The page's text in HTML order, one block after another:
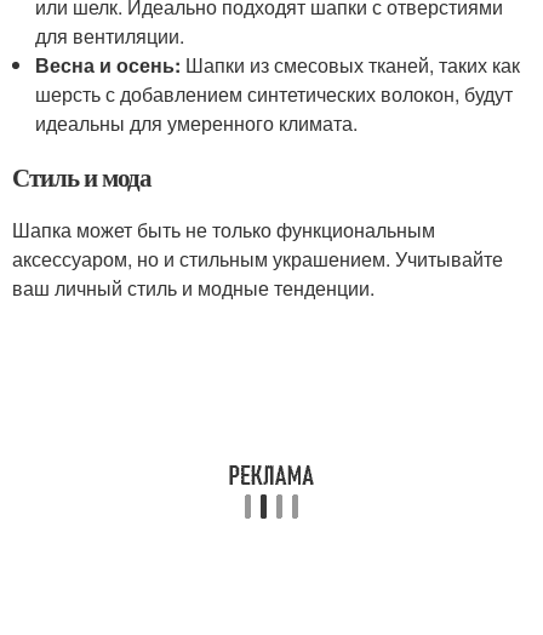
или шелк. Идеально подходят шапки с отверстиями
для вентиляции.
Весна и осень: Шапки из смесовых тканей, таких как
шерсть с добавлением синтетических волокон, будут
идеальны для умеренного климата.
Стиль и мода
Шапка может быть не только функциональным
аксессуаром, но и стильным украшением. Учитывайте
ваш личный стиль и модные тенденции.